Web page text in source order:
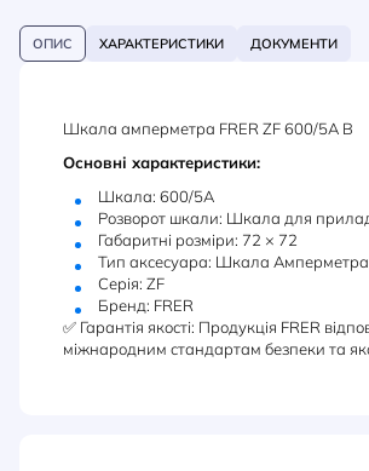
ОПИС ХАРАКТЕРИСТИКИ ДОКУМЕНТИ
Шкала амперметра FRER ZF 600/5А В
Основні характеристики:
Шкала: 600/5А
Розворот шкали: Шкала для
Габаритні розміри: 72 × 72
Тип аксесуара: Шкала Амперметра
Серія: ZF
Бренд: FRER
✅ Гарантія якості: Продукція FRER
міжнародним стандартам безпеки та